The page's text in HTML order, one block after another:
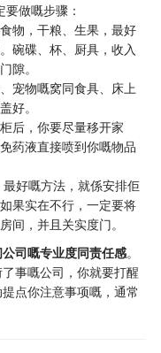
要做嘅步骤：
物，干粮、生果，最好
碗碟、杯、厨具，收入
隙。
宠物嘅窝同食具、床上
好。
后，你要尽量移开家
药液直接喷到你嘅物品
​ 最好嘅方法，就係安排佢
果实在不行，一定要将
间，并且关实度门。
司嘅专业度同责任感。
事嘅公司，你就要打醒
点你注意事项嘅，通常